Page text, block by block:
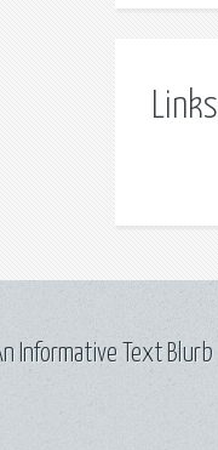
Links
Informative Text Blurb